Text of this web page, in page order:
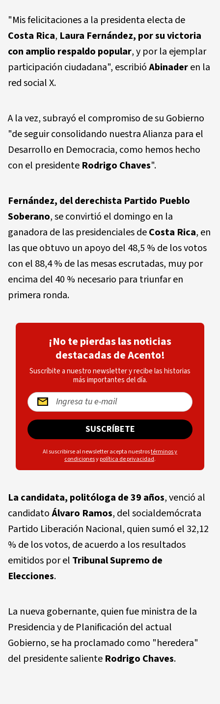
"Mis felicitaciones a la presidenta electa de
Costa Rica, Laura Fernández, por su victoria
con amplio respaldo popular, y por la ejemplar
participación ciudadana", escribióAbinaderen la
red social X.
A la vez, subrayó el compromiso de su Gobierno
"de seguir consolidando nuestra Alianza para el
Desarrollo en Democracia, como hemos hecho
con el presidente Rodrigo Chaves".
Fernández, del derechista Partido Pueblo
Soberano, se convirtió el domingo en la
ganadora de las presidenciales deCosta Rica, en
las que obtuvo un apoyo del 48,5 % de los votos
con el 88,4 % de las mesas escrutadas, muy por
encima del 40 % necesario para triunfar en
primera ronda.
¡No te pierdas las noticias
destacadas de Acento!
Suscríbite a nuestro newsletter y recibe las historias
más importantes del día.
SUSCRÍBETE
Al suscribirse al newsletter acepta nuestrostérminos y
condicionesypolítica de privacidad.
La candidata, politóloga de 39 años, venció al
candidatoÁlvaro Ramos, del socialdemócrata
Partido Liberación Nacional, quien sumó el 32,12
% de los votos, de acuerdo a los resultados
emitidos por el Tribunal Supremo de
Elecciones.
La nueva gobernante, quien fue ministra de la
Presidencia y de Planificación del actual
Gobierno, se ha proclamado como "heredera"
del presidente saliente Rodrigo Chaves.